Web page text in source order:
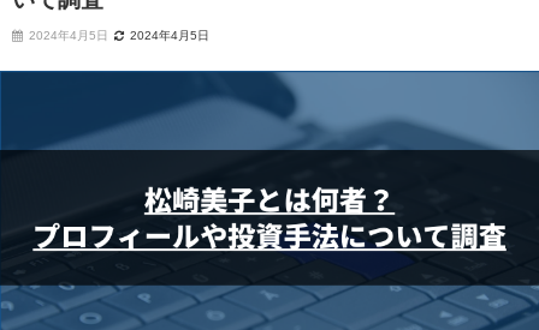
2024年4月5日 2024年4月5日